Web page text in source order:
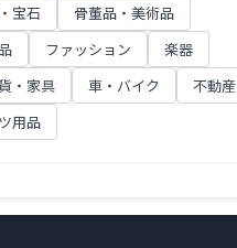
宝石
骨董品・美術品
ファッション
楽器
・家具
車・バイク
不動産
用品